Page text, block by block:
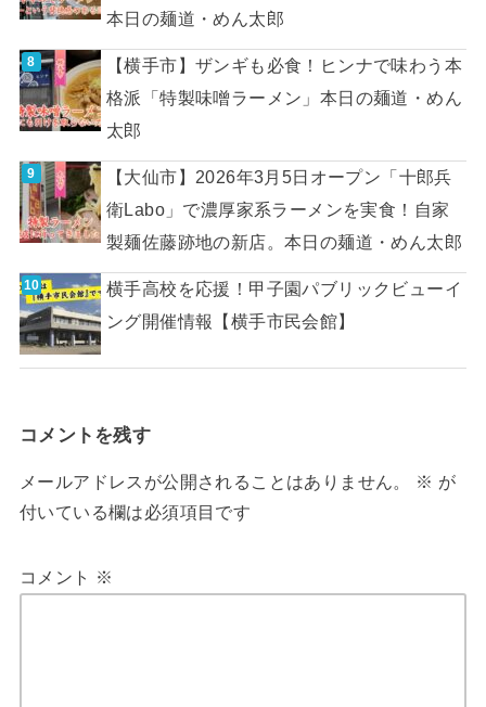
本日の麺道・めん太郎
【横手市】ザンギも必食！ヒンナで味わう本
格派「特製味噌ラーメン」本日の麺道・めん
太郎
【大仙市】2026年3月5日オープン「十郎兵
衛Labo」で濃厚家系ラーメンを実食！自家
製麺佐藤跡地の新店。本日の麺道・めん太郎
横手高校を応援！甲子園パブリックビューイ
ング開催情報【横手市民会館】
コメントを残す
メールアドレスが公開されることはありません。 ※ が
付いている欄は必須項目です
コメント ※